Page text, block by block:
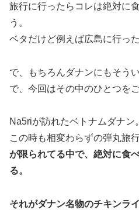
旅行に行ったらコレは絶対に
う。
ベタだけど例えば広島に行っ
で、もちろんダナンにもそう
で、今回はその中のひとつをご
Na5riが訪れたベトナムダナン。
この時も相変わらずの弾丸旅行
が限られてる中で、絶対に食
る。
それがダナン名物のチキンラ